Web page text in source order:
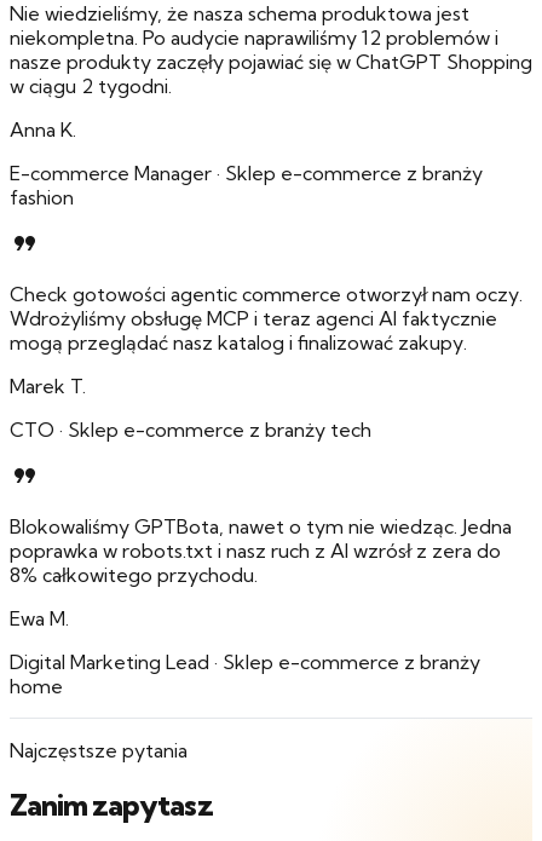
Nie wiedzieliśmy, że nasza schema produktowa jest
niekompletna. Po audycie naprawiliśmy 12 problemów i
nasze produkty zaczęły pojawiać się w ChatGPT Shopping
w ciągu 2 tygodni.
Anna K.
E-commerce Manager · Sklep e-commerce z branży
fashion
format_quote
Check gotowości agentic commerce otworzył nam oczy.
Wdrożyliśmy obsługę MCP i teraz agenci AI faktycznie
mogą przeglądać nasz katalog i finalizować zakupy.
Marek T.
CTO · Sklep e-commerce z branży tech
format_quote
Blokowaliśmy GPTBota, nawet o tym nie wiedząc. Jedna
poprawka w robots.txt i nasz ruch z AI wzrósł z zera do
8% całkowitego przychodu.
Ewa M.
Digital Marketing Lead · Sklep e-commerce z branży
home
Najczęstsze pytania
Zanim zapytasz